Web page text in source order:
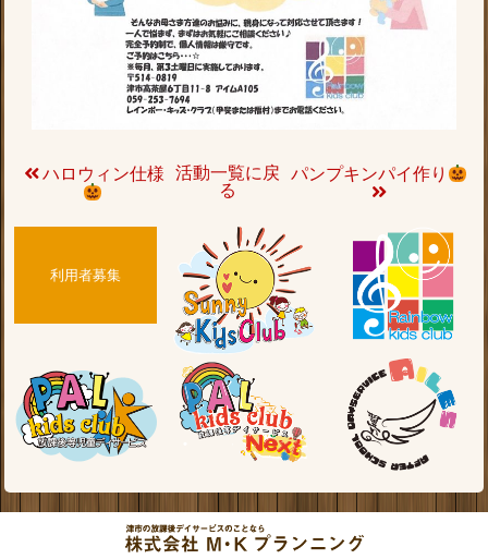
ハロウィン仕様
活動一覧に戻
る
パンプキンパイ作り
利用者募集